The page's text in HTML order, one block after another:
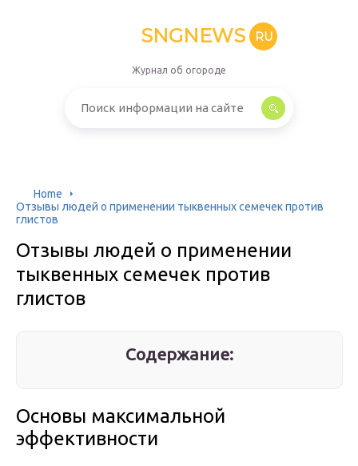
SNGNEWS RU
Журнал об огороде
Home
Отзывы людей о применении тыквенных семечек против
глистов
Отзывы людей о применении
тыквенных семечек против
глистов
Содержание:
Основы максимальной
эффективности